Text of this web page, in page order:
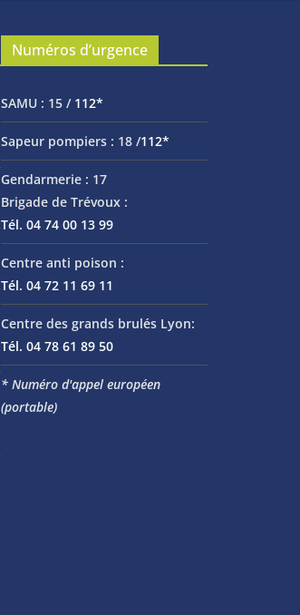
Numéros d’urgence
SAMU : 15 / 112*
Sapeur pompiers : 18 /112*
Gendarmerie : 17
Brigade de Trévoux :
Tél. 04 74 00 13 99
Centre anti poison :
Tél. 04 72 11 69 11
Centre des grands brulés Lyon:
Tél. 04 78 61 89 50
* Numéro d'appel européen
(portable)